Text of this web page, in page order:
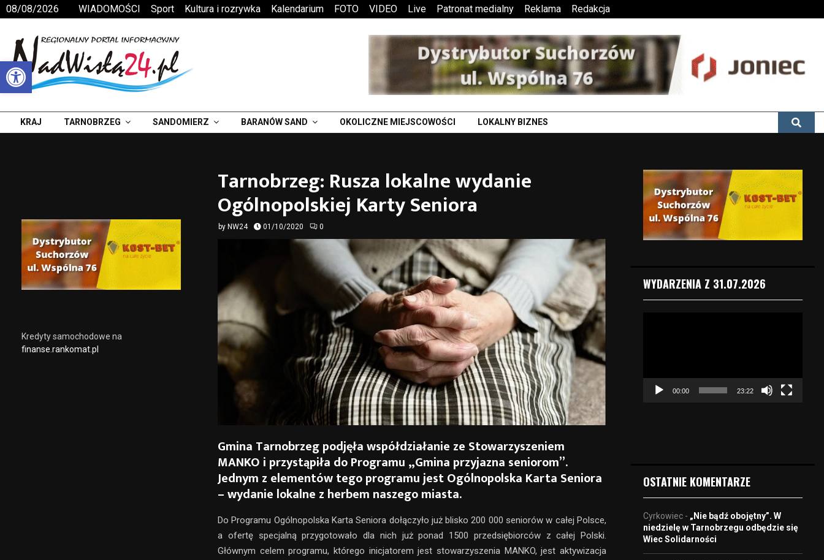
Otwórz pasek narzędzi
08/08/2026 WIADOMOŚCI Sport Kultura i rozrywka Kalendarium FOTO VIDEO Live Patronat medialny Reklama Redakcja
KRAJ TARNOBRZEG SANDOMIERZ BARANÓW SAND OKOLICZNE MIEJSCOWOŚCI LOKALNY BIZNES
Tarnobrzeg: Rusza lokalne wydanie
Ogólnopolskiej Karty Seniora
by NW24 01/10/2020 0
Gmina Tarnobrzeg podjęła współdziałanie ze Stowarzyszeniem
MANKO i przystąpiła do Programu „Gmina przyjazna seniorom”.
Jednym z elementów tego programu jest Ogólnopolska Karta Seniora
– wydanie lokalne z herbem naszego miasta.
Do Programu Ogólnopolska Karta Seniora dołączyło już blisko 200 000 seniorów w całej Polsce,
a ofertę specjalną przygotowało dla nich już ponad 1500 przedsiębiorców z całej Polski.
Głównym celem programu, którego inicjatorem jest stowarzyszenia MANKO, jest aktywizacja
Kredyty samochodowe na
finanse.rankomat.pl
WYDARZENIA Z 31.07.2026
e
o
00:00 23:22
OSTATNIE KOMENTARZE
Cyrkowiec - „Nie bądź obojętny”. W
niedzielę w Tarnobrzegu odbędzie się
Wiec Solidarności